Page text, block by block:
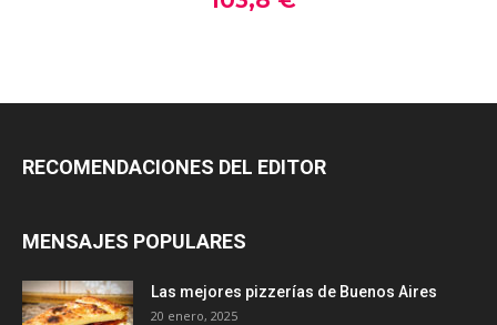
RECOMENDACIONES DEL EDITOR
MENSAJES POPULARES
Las mejores pizzerías de Buenos Aires
20 enero, 2025